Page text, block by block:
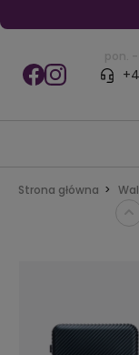
pon.
Strona główna